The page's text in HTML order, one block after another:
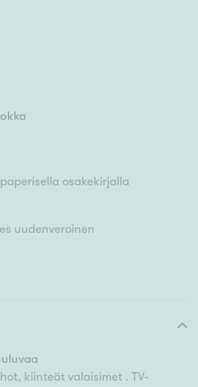
osakekirjalla
uudenveroinen
kiinteät valaisimet . TV-